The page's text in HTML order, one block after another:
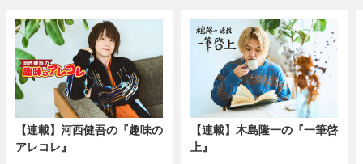
【連載】河西健吾の『趣味の
アレコレ』
【連載】木島隆一の『一筆啓
上』